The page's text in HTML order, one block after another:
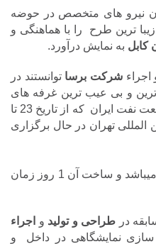
نیرو های متخصص در حوضه
ترین طرح را با هماهنگی و
کابل به نمایش درآورد.
اجراءشرکت برسا توانستند در
و بی عیب ترین غرفه های
ششمین نمایشگاه بین المللی صنعت نفت ایران که از تاریخ 23 تا
المللی تهران در حال برگزاری
این غرفه در ابعاد 59.5 متر مربع میباشد و ساخت آن 1 روز زمان
طراحی و تولید و اجراء
نمایشگاهی در داخل و